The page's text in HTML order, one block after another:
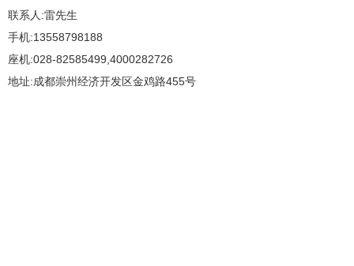
联系人:雷先生
手机:13558798188
座机:028-82585499,4000282726
地址:成都崇州经济开发区金鸡路455号